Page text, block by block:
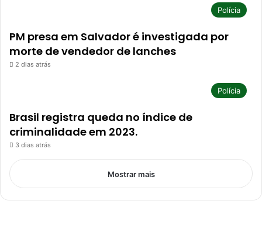
Polícia
PM presa em Salvador é investigada por
morte de vendedor de lanches
2 dias atrás
Polícia
Brasil registra queda no índice de
criminalidade em 2023.
3 dias atrás
Mostrar mais